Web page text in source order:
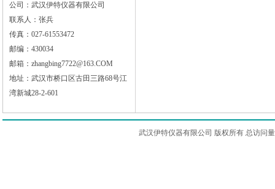
公司：武汉伊特仪器有限公司
联系人：张兵
传真：027-61553472
邮编：430034
邮箱：zhangbing7722@163.COM
地址：武汉市桥口区古田三路68号江
湾新城28-2-601
武汉伊特仪器有限公司 版权所有 总访问